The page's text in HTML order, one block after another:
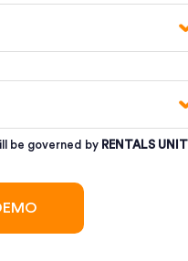
be governed by RENTALS